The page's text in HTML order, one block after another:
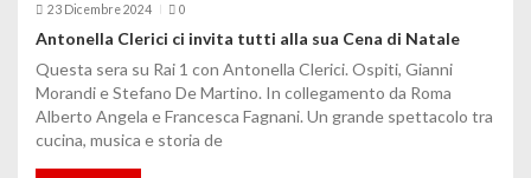
23 Dicembre 2024 0
Antonella Clerici ci invita tutti alla sua Cena di Natale
Questa sera su Rai 1 con Antonella Clerici. Ospiti, Gianni
Morandi e Stefano De Martino. In collegamento da Roma
Alberto Angela e Francesca Fagnani. Un grande spettacolo tra
cucina, musica e storia de